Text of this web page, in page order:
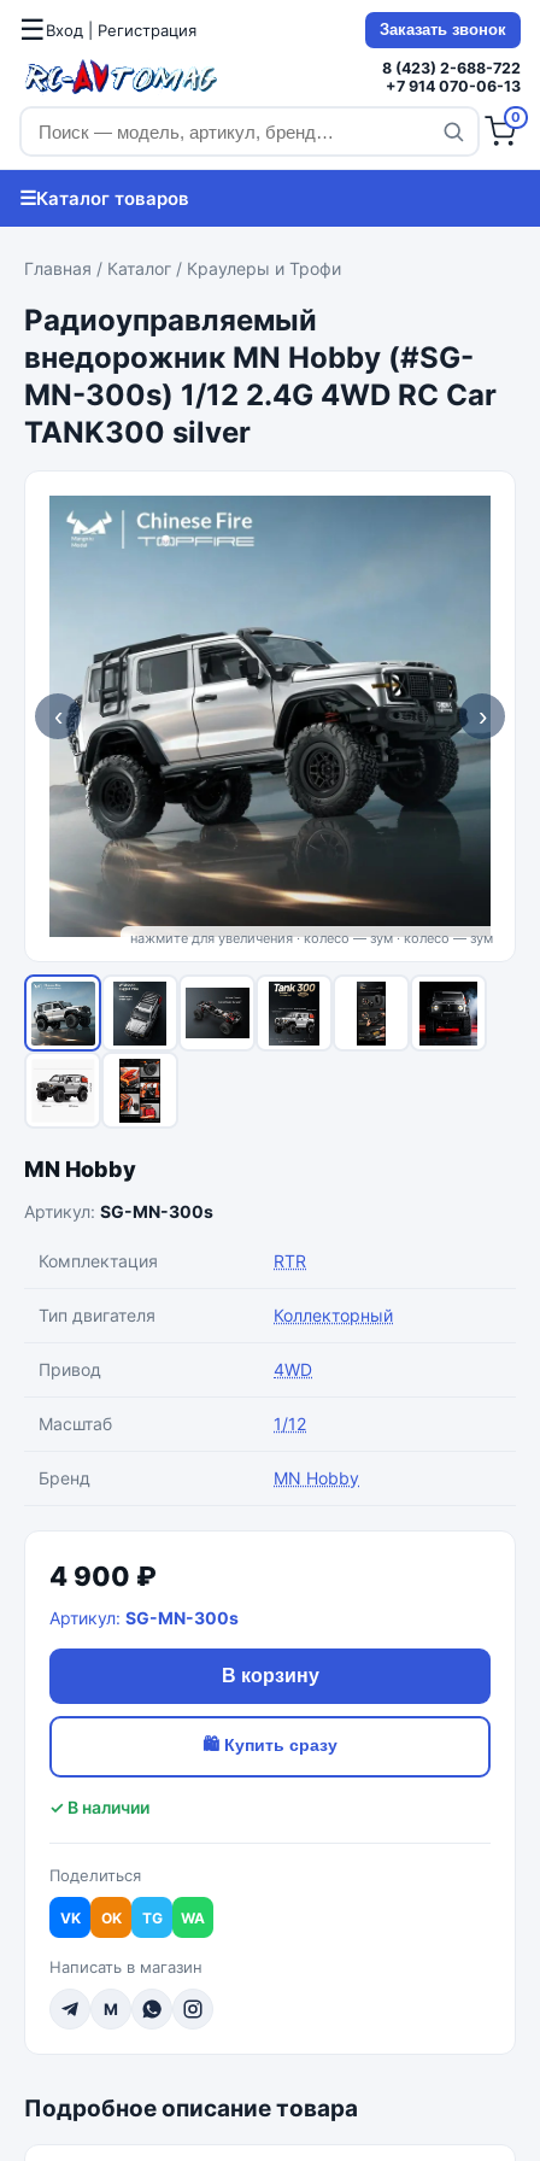
☰Вход | Регистрация Заказать звонок
8 (423) 2-688-722
+7 914 070-06-13
0
☰Каталог товаров
Главная / Каталог / Краулеры и Трофи
Радиоуправляемый
внедорожник MN Hobby (#SG-
MN-300s) 1/12 2.4G 4WD RC Car
TANK300 silver
‹
нажмите для увеличения · колесо — зум
›
MN Hobby
Артикул: SG-MN-300s
Комплектация RTR
Тип двигателя Коллекторный
Привод 4WD
Масштаб 1/12
Бренд MN Hobby
4 900 ₽
Артикул: SG-MN-300s
В корзину
🛍 Купить сразу
✓ В наличии
Поделиться
VK OK TG WA
Написать в магазин
M
Подробное описание товара